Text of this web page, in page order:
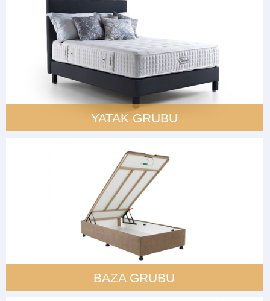
YATAK GRUBU
BAZA GRUBU